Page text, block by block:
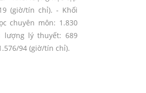
(giờ/tín chỉ). - Khối
chuyên môn: 1.830
lượng lý thuyết: 689
94 (giờ/tín chỉ).